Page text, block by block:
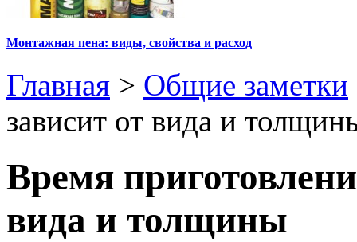
Монтажная пена: виды, свойства и расход
Главная > Общие заметки
зависит от вида и
Время
вида и толщины